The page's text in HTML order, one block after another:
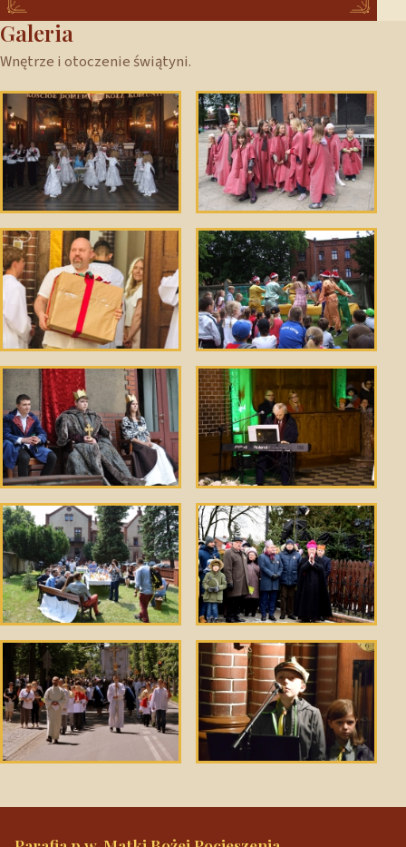
Galeria
Wnętrze i otoczenie świątyni.